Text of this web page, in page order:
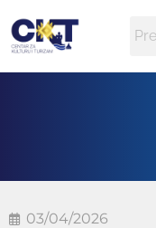
03/04/2026